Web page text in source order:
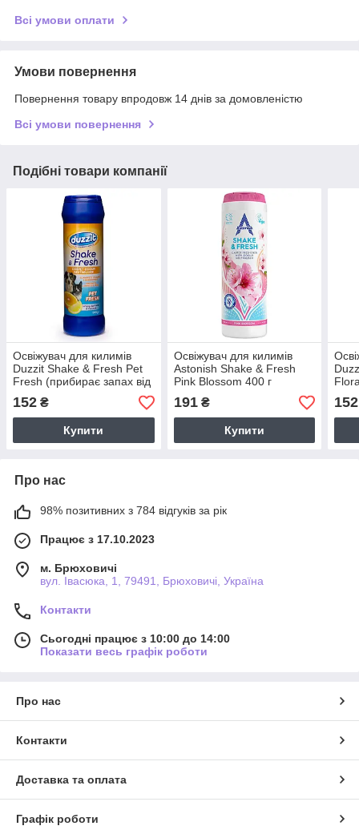
Всі умови оплати
Умови повернення
Повернення товару впродовж 14 днів за домовленістю
Всі умови повернення
Подібні товари компанії
Освіжувач для килимів
Duzzit Shake & Fresh Pet
Fresh (прибирає запах від
домашніх тварин) 500 г
152 ₴
Купити
Освіжувач для килимів
Astonish Shake & Fresh
Pink Blossom 400 г
191₴
Купити
152
Про нас
98% позитивних з 784 відгуків за рік
Працює з 17.10.2023
м. Брюховичі
вул. Івасюка, 1, 79491, Брюховичі, Україна
Контакти
Сьогодні працює з 10:00 до 14:00
Показати весь графік роботи
Про нас
Контакти
Доставка та оплата
Графік роботи